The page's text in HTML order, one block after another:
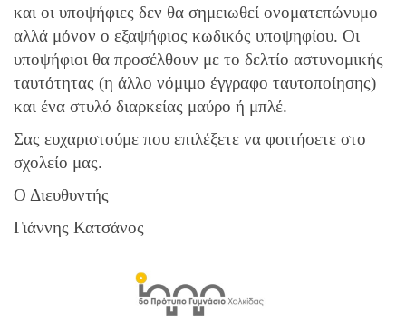
και οι υποψήφιες δεν θα σημειωθεί ονοματεπώνυμο
αλλά μόνον ο εξαψήφιος κωδικός υποψηφίου. Οι
υποψήφιοι θα προσέλθουν με το δελτίο αστυνομικής
ταυτότητας (η άλλο νόμιμο έγγραφο ταυτοποίησης)
και ένα στυλό διαρκείας μαύρο ή μπλέ.
Σας ευχαριστούμε που επιλέξετε να φοιτήσετε στο
σχολείο μας.
Ο Διευθυντής
Γιάννης Κατσάνος